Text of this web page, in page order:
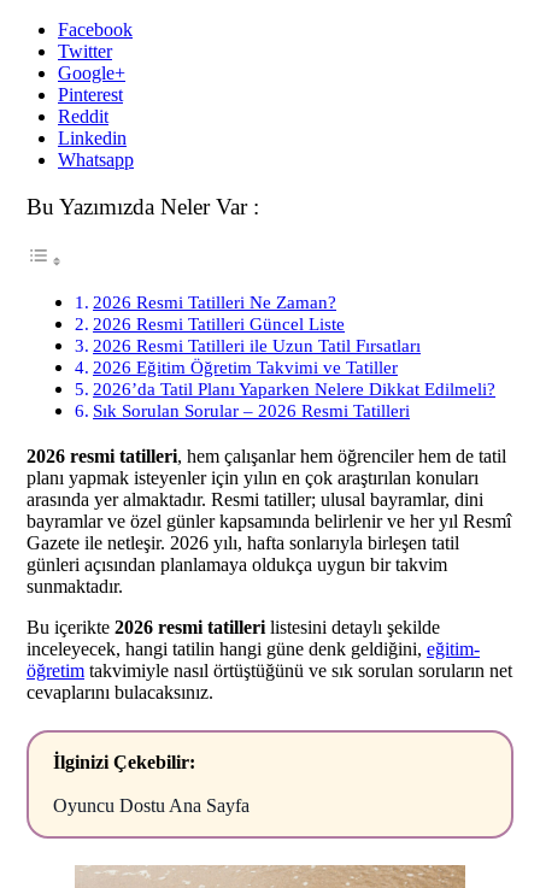
Facebook
Twitter
Google+
Pinterest
Reddit
Linkedin
Whatsapp
Bu Yazımızda Neler Var :
2026 Resmi Tatilleri Ne Zaman?
2026 Resmi Tatilleri Güncel Liste
2026 Resmi Tatilleri ile Uzun Tatil Fırsatları
2026 Eğitim Öğretim Takvimi ve Tatiller
2026’da Tatil Planı Yaparken Nelere Dikkat Edilmeli?
Sık Sorulan Sorular – 2026 Resmi Tatilleri
2026 resmi tatilleri, hem çalışanlar hem öğrenciler hem de tatil
planı yapmak isteyenler için yılın en çok araştırılan konuları
arasında yer almaktadır. Resmi tatiller; ulusal bayramlar, dini
bayramlar ve özel günler kapsamında belirlenir ve her yıl Resmî
Gazete ile netleşir. 2026 yılı, hafta sonlarıyla birleşen tatil
günleri açısından planlamaya oldukça uygun bir takvim
sunmaktadır.
Bu içerikte 2026 resmi tatilleri listesini detaylı şekilde
inceleyecek, hangi tatilin hangi güne denk geldiğini, eğitim-
öğretim takvimiyle nasıl örtüştüğünü ve sık sorulan soruların net
cevaplarını bulacaksınız.
İlginizi Çekebilir:
Oyuncu Dostu Ana Sayfa